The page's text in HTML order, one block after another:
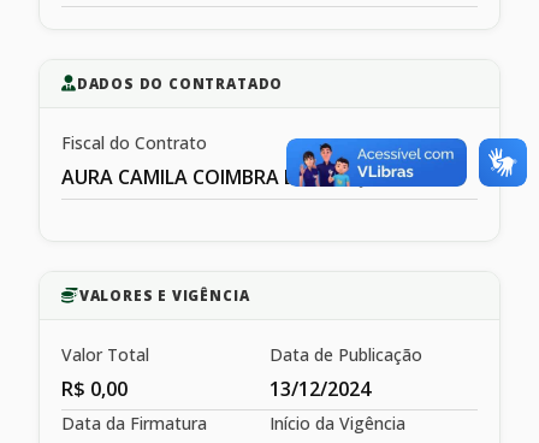
DADOS DO CONTRATADO
Fiscal do Contrato
AURA CAMILA COIMBRA DE MESQIUITA
VALORES E VIGÊNCIA
Valor Total
R$ 0,00
Data de Publicação
13/12/2024
Data da Firmatura Início da Vigência